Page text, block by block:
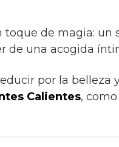
toque de magia: un
de una acogida
por la belleza
Calientes,